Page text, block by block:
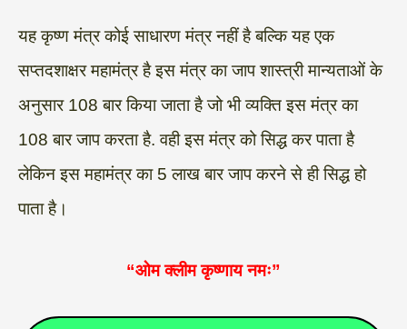
यह कृष्ण मंत्र कोई साधारण मंत्र नहीं है बल्कि यह एक
सप्तदशाक्षर महामंत्र है इस मंत्र का जाप शास्त्री मान्यताओं के
अनुसार 108 बार किया जाता है जो भी व्यक्ति इस मंत्र का
108 बार जाप करता है. वही इस मंत्र को सिद्ध कर पाता है
लेकिन इस महामंत्र का 5 लाख बार जाप करने से ही सिद्ध हो
पाता है।
“ओम क्लीम कृष्णाय नमः”